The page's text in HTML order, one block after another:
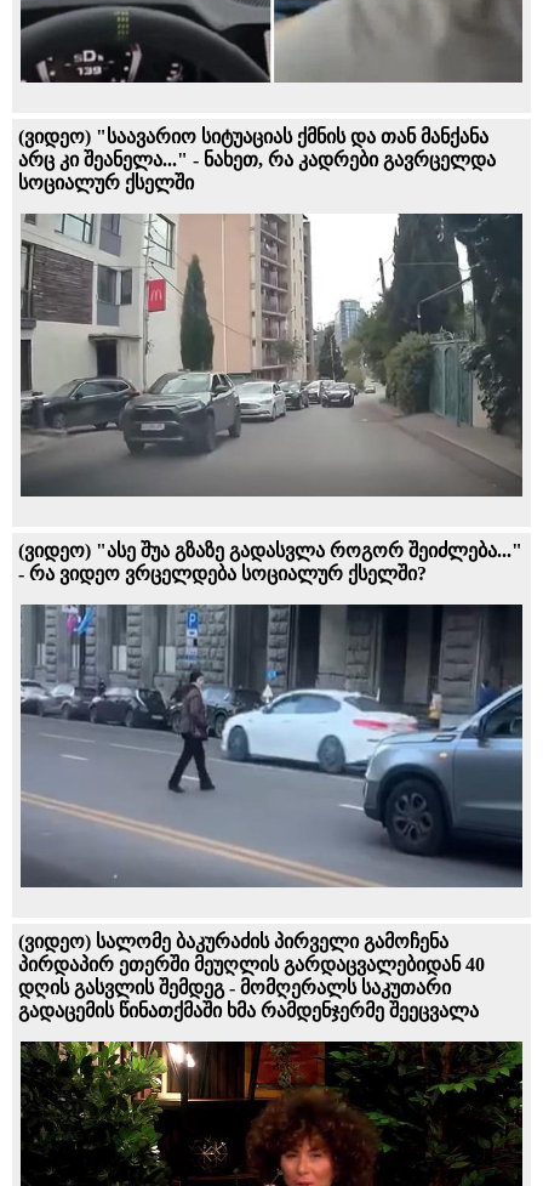
(ვიდეო) "საავარიო სიტუაციას ქმნის და თან მანქანა
არც კი შეანელა..." - ნახეთ, რა კადრები გავრცელდა
სოციალურ ქსელში
(ვიდეო) "ასე შუა გზაზე გადასვლა როგორ შეიძლება..."
- რა ვიდეო ვრცელდება სოციალურ ქსელში?
(ვიდეო) სალომე ბაკურაძის პირველი გამოჩენა
პირდაპირ ეთერში მეუღლის გარდაცვალებიდან 40
დღის გასვლის შემდეგ - მომღერალს საკუთარი
გადაცემის წინათქმაში ხმა რამდენჯერმე შეეცვალა